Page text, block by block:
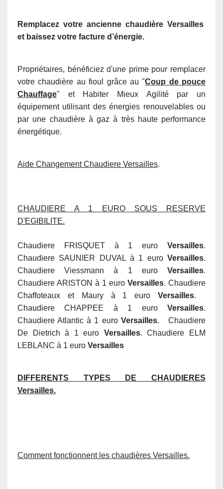
Remplacez votre ancienne chaudière Versailles
et baissez votre facture d’énergie.
Propriétaires, bénéficiez d'une prime pour remplacer
votre chaudière au fioul grâce au "Coup de pouce
Chauffage" et Habiter Mieux Agilité par un
équipement utilisant des énergies renouvelables ou
par une chaudière à gaz à très haute performance
énergétique.
Aide Changement Chaudiere Versailles.
CHAUDIERE A 1 EURO SOUS RESERVE
D'EGIBILITE.
Chaudiere FRISQUET à 1 euro Versailles.
Chaudiere SAUNIER DUVAL à 1 euro Versailles.
Chaudiere Viessmann à 1 euro Versailles.
Chaudiere ARISTON à 1 euro Versailles. Chaudiere
Chaffoteaux et Maury à 1 euroVersailles.
Chaudiere CHAPPEE à 1 euro Versailles.
Chaudiere Atlantic à 1 euro Versailles. Chaudiere
De Dietrich à 1 euro Versailles. Chaudiere ELM
LEBLANC à 1 euro Versailles
DIFFERENTS TYPES DE CHAUDIERES
Versailles.
Comment fonctionnent les chaudières Versailles.